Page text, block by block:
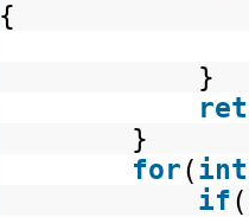
{
}
}
for(int
if